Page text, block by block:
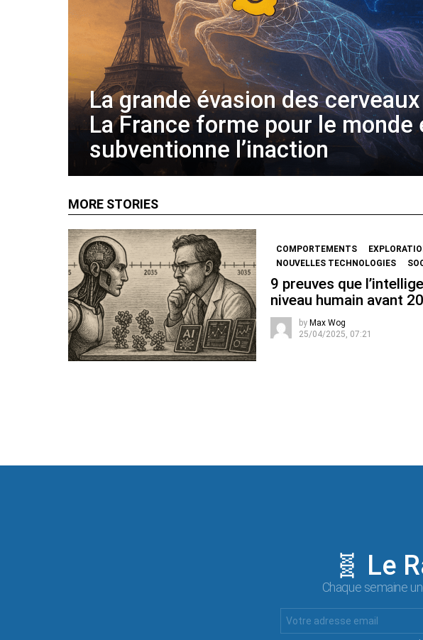
La grande évasion des
La France forme pour le monde
subventionne l’inaction
MORE STORIES
COMPORTEMENTS
NOUVELLES TECHNOLOGIES
9 preuves que
niveau humain avant
by Max Wog
25/04/2025, 07:21
🧬 Le
Chaque semaine
Email
: